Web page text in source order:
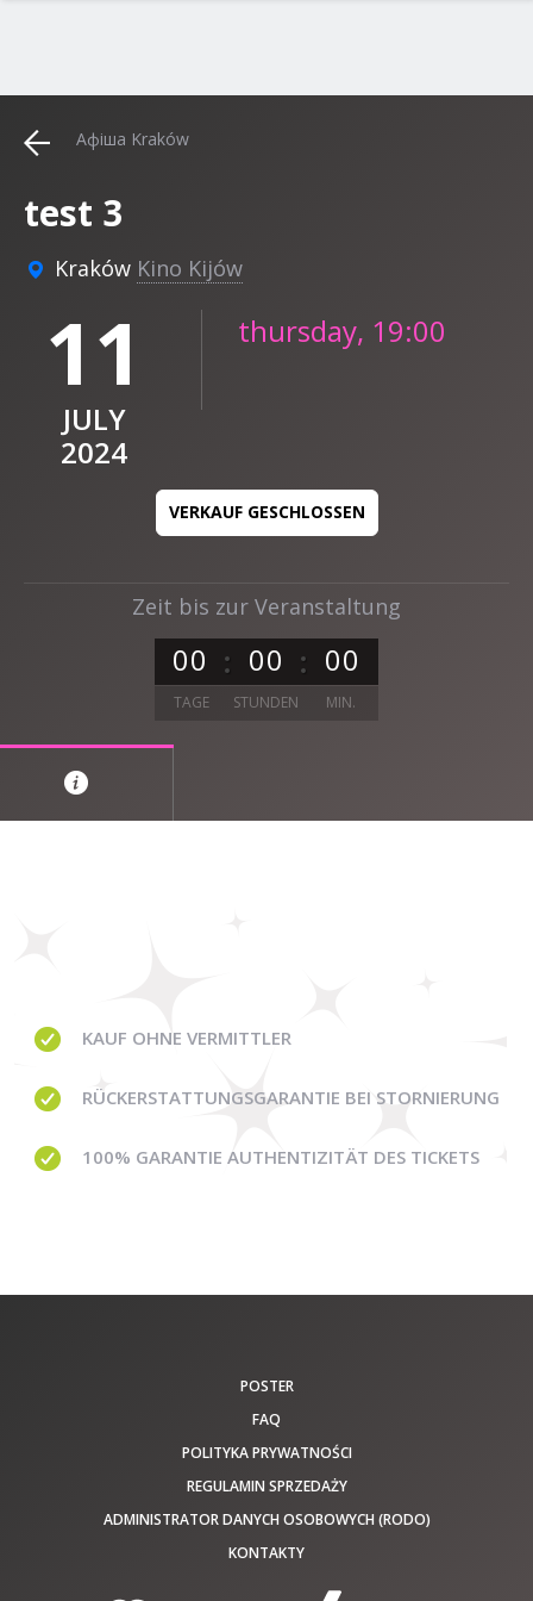
Афіша Kraków
Zeit bis zur Veranstaltung
00 00 00
TAGE STUNDEN MIN.
test 3
Kraków Kino Kijów
11
JULY
2024
thursday, 19:00
VERKAUF GESCHLOSSEN
KAUF OHNE VERMITTLER
RÜCKERSTATTUNGSGARANTIE BEI STORNIERUNG
100% GARANTIE AUTHENTIZITÄT DES TICKETS
POSTER
FAQ
POLITYKA PRYWATNOŚCI
REGULAMIN SPRZEDAŻY
ADMINISTRATOR DANYCH OSOBOWYCH (RODO)
KONTAKTY